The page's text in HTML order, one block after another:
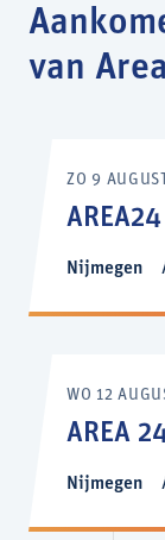
van
ZO 9
Nijmegen
WO 12
AREA
Nijmegen